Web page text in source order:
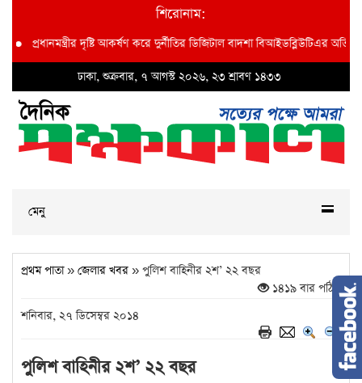
শিরোনাম:
দৃষ্টি আকর্ষণ করে দুর্নীতির ডিজিটাল বাদশা বিআইডব্লিউটিএর অতি: প্রধান
ঢাকা, শুক্রবার, ৭ আগস্ট ২০২৬, ২৩ শ্রাবণ ১৪৩৩
মেনু
প্রথম পাতা» জেলার খবর » পুলিশ বাহিনীর ২শ’ ২২ বছর
১৪১৯ বার পঠিত
শনিবার, ২৭ ডিসেম্বর ২০১৪
পুলিশ বাহিনীর ২শ’ ২২ বছর